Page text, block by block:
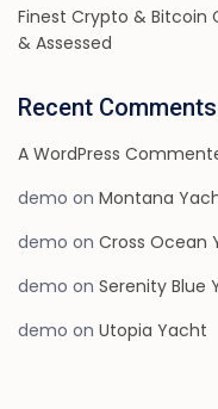
Finest Crypto & Bitcoin
& Assessed
Recent Comments
A WordPress
demo onMontana
demo onCross Ocean
demo onSerenity Blue
demo onUtopia Yacht